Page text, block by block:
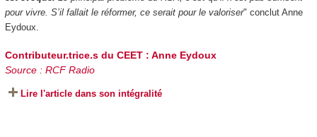
pour vivre. S’il fallait le réformer, ce serait pour le valoriser" conclut Anne
Eydoux.
Contributeur.trice.s du CEET : Anne Eydoux
Source : RCF Radio
Lire l'article dans son intégralité